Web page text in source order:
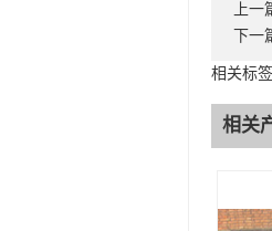
上一
下一
相关标
相关